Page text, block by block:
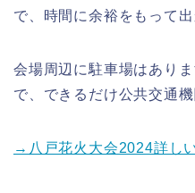
で、時間に余裕をもって
会場周辺に駐車場はあり
で、できるだけ公共交通
→八戸花火大会2024詳し